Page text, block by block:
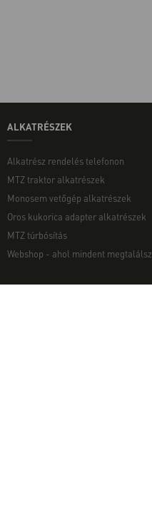
ALKATRÉSZEK
Alkatrész rendelés telefonon
MTZ traktor alkatrészek
Monosem vetőgép alkatrészek
Oros kukorica adapter alkatrészek
MTZ túrbósítás
Webshop - ahol mindent megtalálsz